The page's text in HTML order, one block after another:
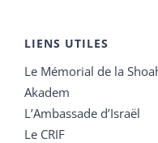
LIENS UTILES
Le Mémorial de la
Akadem
L’Ambassade d’Israël
Le CRIF